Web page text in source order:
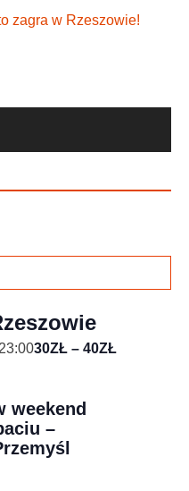
23:0030ZŁ – 40ZŁ
weekend
–